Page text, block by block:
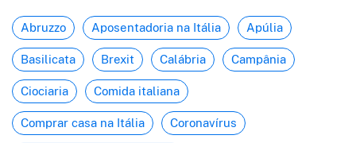
Abruzzo Aposentadoria na Itália Apúlia
Basilicata Brexit Calábria Campânia
Ciociaria Comida italiana
Comprar casa na Itália Coronavírus